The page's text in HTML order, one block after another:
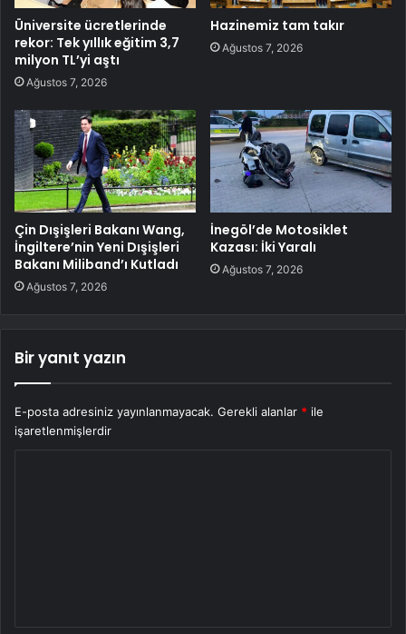
Üniversite ücretlerinde
rekor: Tek yıllık eğitim 3,7
milyon TL’yi aştı
Ağustos 7, 2026
Hazinemiz tam takır
Ağustos 7, 2026
Çin Dışişleri Bakanı Wang,
İngiltere’nin Yeni Dışişleri
Bakanı Miliband’ı Kutladı
Ağustos 7, 2026
İnegöl’de Motosiklet
Kazası: İki Yaralı
Ağustos 7, 2026
Bir yanıt yazın
E-posta adresiniz yayınlanmayacak. Gerekli alanlar * ile
işaretlenmişlerdir